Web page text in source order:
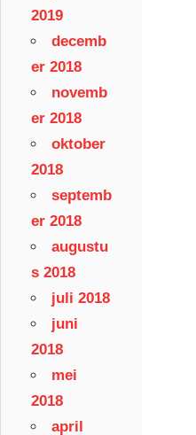
2019
decemb
er 2018
novemb
er 2018
oktober
2018
septemb
er 2018
augustu
s 2018
juli 2018
juni
2018
mei
2018
april